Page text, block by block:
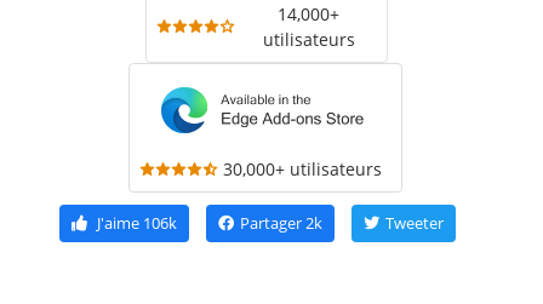
14,000+
utilisateurs
30,000+ utilisateurs
J'aime106k Partager2k Tweeter